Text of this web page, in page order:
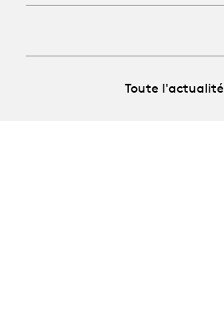
Toute l'actualité